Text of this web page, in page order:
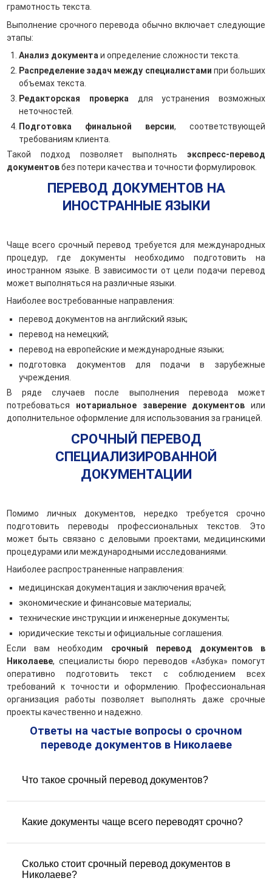
грамотность текста.
Выполнение срочного перевода обычно включает следующие
этапы:
Анализ документа и определение сложности текста.
Распределение задач между специалистами при больших
объемах текста.
Редакторская проверкадля устранения возможных
неточностей.
Подготовка финальной версии, соответствующей
требованиям клиента.
Такой подход позволяет выполнять экспресс-перевод
документовбез потери качества и точности формулировок.
ПЕРЕВОД ДОКУМЕНТОВ НА
ИНОСТРАННЫЕ ЯЗЫКИ
Чаще всего срочный перевод требуется для международных
процедур, где документы необходимо подготовить на
иностранном языке. В зависимости от цели подачи перевод
может выполняться на различные языки.
Наиболее востребованные направления:
перевод документов на английский язык;
перевод на немецкий;
перевод на европейские и международные языки;
подготовка документов для подачи в зарубежные
учреждения.
В ряде случаев после выполнения перевода может
потребоваться нотариальное заверение документов или
дополнительное оформление для использования за границей.
СРОЧНЫЙ ПЕРЕВОД
СПЕЦИАЛИЗИРОВАННОЙ
ДОКУМЕНТАЦИИ
Помимо личных документов, нередко требуется срочно
подготовить переводы профессиональных текстов. Это
может быть связано с деловыми проектами, медицинскими
процедурами или международными исследованиями.
Наиболее распространенные направления:
медицинская документация и заключения врачей;
экономические и финансовые материалы;
технические инструкции и инженерные документы;
юридические тексты и официальные соглашения.
Если вам необходим срочный перевод документов в
Николаеве, специалисты бюро переводов «Азбука» помогут
оперативно подготовить текст с соблюдением всех
требований к точности и оформлению. Профессиональная
организация работы позволяет выполнять даже срочные
проекты качественно и надежно.
Ответы на частые вопросы о срочном
переводе документов в Николаеве
Что такое срочный перевод документов?
перевода в ускоренные сроки, часто в течение одного
требуется в случае срочных поездок, подачи документов
в консульства, суды, при оформлении виз или срочной
подачи заявлений.
Какие документы чаще всего переводят срочно?
— Паспорта и удостоверения личности
— Свидетельства о рождении, браке, разводе
Сколько стоит срочный перевод документов в
Николаеве?